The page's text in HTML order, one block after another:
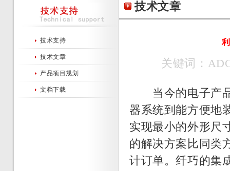
技术支持
技术文章
产品项目规划
文档下载
技术文章
关键词：
当今的电子产品
器系统到能方便地
实现最小的外形尺
的解决方案比同类
计订单。纤巧的集